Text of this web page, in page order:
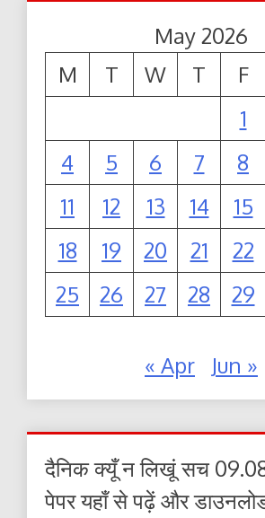
May 2026
M
T W T F
1
4
5 6 7 8
11
12 13 14 15
18
19 20 21 22
25
26 27 28 29
« Apr Jun »
दैनिक क्यूँ न लिखूं सच
पेपर यहाँ से पढ़ें और